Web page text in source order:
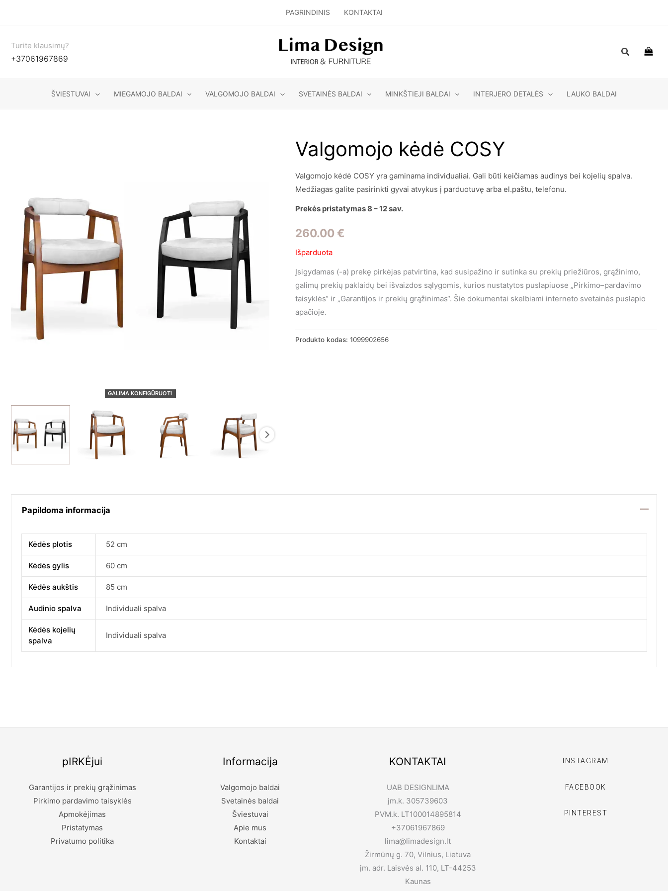
PAGRINDINIS KONTAKTAI
Turite klausimų?
+37061967869
Paieška
ŠVIESTUVAI MIEGAMOJO BALDAI VALGOMOJO BALDAI SVETAINĖS BALDAI MINKŠTIEJI BALDAI INTERJERO DETALĖS LAUKO BALDAI
GALIMA KONFIGŪRUOTI
Valgomojo kėdė COSY
Valgomojo kėdė COSY yra gaminama individualiai. Gali būti keičiamas audinys bei kojelių spalva.
Medžiagas galite pasirinkti gyvai atvykus į parduotuvę arba el.paštu, telefonu.
Prekės pristatymas 8 – 12 sav.
260.00 €
Išparduota
Įsigydamas (-a) prekę pirkėjas patvirtina, kad susipažino ir sutinka su prekių priežiūros, grąžinimo,
galimų prekių paklaidų bei išvaizdos sąlygomis, kurios nustatytos puslapiuose „Pirkimo–pardavimo
taisyklės“ ir „Garantijos ir prekių grąžinimas“. Šie dokumentai skelbiami interneto svetainės puslapio
apačioje.
Produkto kodas: 1099902656
Papildoma informacija
Kėdės plotis 52 cm
Kėdės gylis 60 cm
Kėdės aukštis 85 cm
Audinio spalva Individuali spalva
Kėdės kojelių
spalva
Individuali spalva
pIRKĖjui
Garantijos ir prekių grąžinimas
Pirkimo pardavimo taisyklės
Apmokėjimas
Pristatymas
Privatumo politika
Informacija
Valgomojo baldai
Svetainės baldai
Šviestuvai
Apie mus
Kontaktai
KONTAKTAI
UAB DESIGNLIMA
įm.k. 305739603
PVM.k. LT100014895814
+37061967869
lima@limadesign.lt
Žirmūnų g. 70, Vilnius, Lietuva
įm. adr. Laisvės al. 110, LT-44253
Kaunas
INSTAGRAM
FACEBOOK
PINTEREST